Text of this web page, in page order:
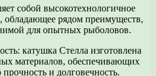
собой высокотехнологичное
обладающее рядом преимуществ,
для опытных рыболовов.
катушка Стелла изготовлена
материалов, обеспечивающих
и долговечность.